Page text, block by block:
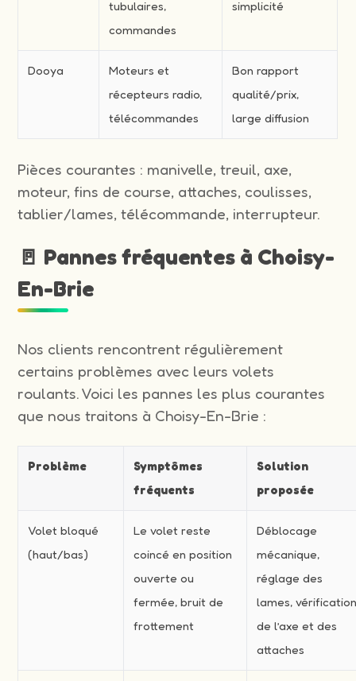
tubulaires,
commandes
simplicité
Dooya
Moteurs et
récepteurs radio,
télécommandes
Bon rapport
qualité/prix,
large diffusion
Pièces courantes : manivelle, treuil, axe,
moteur, fins de course, attaches, coulisses,
tablier/lames, télécommande, interrupteur.
🚪 Pannes fréquentes à Choisy-
En-Brie
Nos clients rencontrent régulièrement
certains problèmes avec leurs volets
roulants. Voici les pannes les plus courantes
que nous traitons à Choisy-En-Brie :
Problème
Symptômes
fréquents
Solution
proposée
Volet bloqué
(haut/bas)
Le volet reste
coincé en position
ouverte ou
fermée, bruit de
frottement
Déblocage
mécanique,
réglage des
lames,
de l’axe et des
attaches